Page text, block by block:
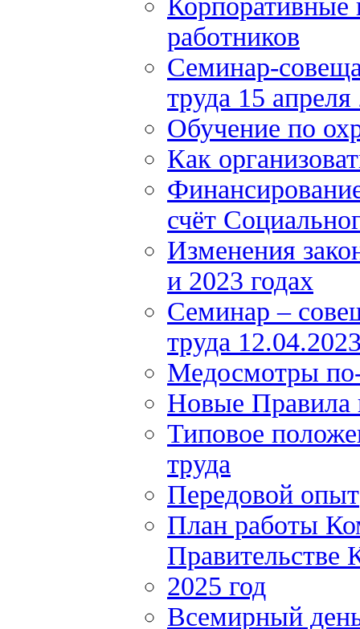
Корпоративные
работников
Семинар-
труда 15 апреля
Обучение по
Как
счёт
Изменения
и 2023 годах
Семинар –
труда
Медосмотры
Новые Правила
Типовое
труда
Передовой опыт
План работы
Правительстве
2025 год
Всемирный